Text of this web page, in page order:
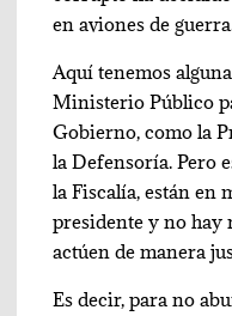
en aviones de
Aquí tenemos
Ministerio Público
Gobierno, como la
la Defensoría. Pero
la Fiscalía, están en
presidente y no hay
actúen de manera
Es decir, para no